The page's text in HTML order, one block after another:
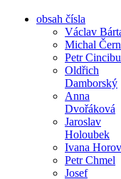
obsah čísla
Václav
Michal
Petr
Oldřich
Damborský
Anna
Dvořáková
Jaroslav
Holoubek
Ivana
Petr Chmel
Josef